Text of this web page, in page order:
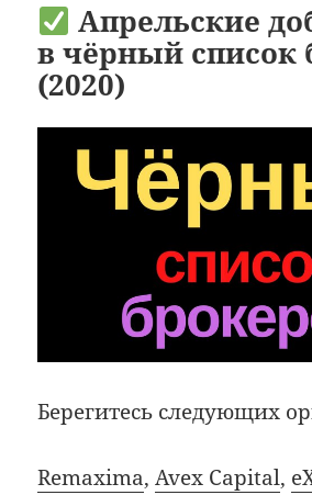
Апрельские
в чёрный список
(2020)
Берегитесь следующих
Remaxima,Avex Capital,